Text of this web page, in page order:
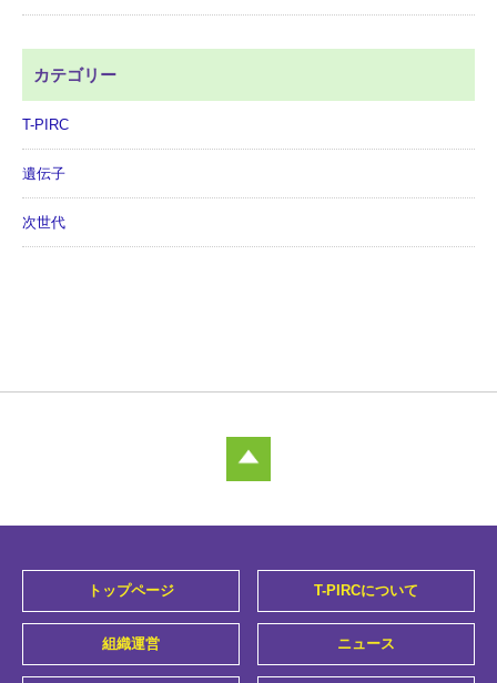
カテゴリー
T-PIRC
遺伝子
次世代
トップページ T-PIRCについて
組織運営 ニュース